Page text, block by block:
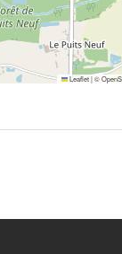
Leaflet|©